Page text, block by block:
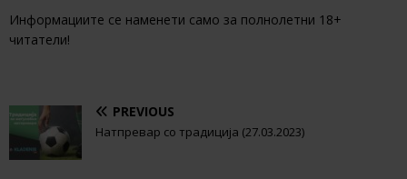
Информациите се наменети само за полнолетни 18+
читатели!
PREVIOUS
Натпревар со традиција (27.03.2023)